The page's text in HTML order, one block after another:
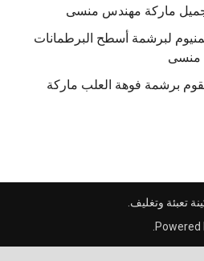
ماركة مهندس منسى
لبرشمة أسطح البرطمانات
منسى
برشمة فوهة العلب ماركة
تعبئة وتغليف
.